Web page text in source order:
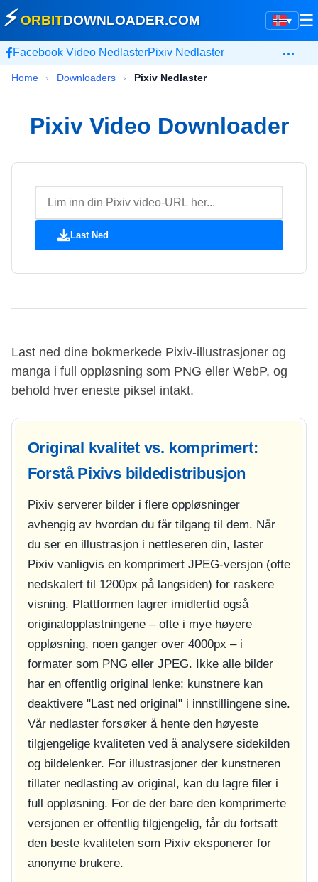
▾
⚡ORBITDOWNLOADER.COM ☰
Facebook Video NedlasterPixiv Nedlaster …
Home › Downloaders › Pixiv Nedlaster
Pixiv Video Downloader
Last Ned
Last ned dine bokmerkede Pixiv-illustrasjoner og
manga i full oppløsning som PNG eller WebP, og
behold hver eneste piksel intakt.
Original kvalitet vs. komprimert:
Forstå Pixivs bildedistribusjon
Pixiv serverer bilder i flere oppløsninger
avhengig av hvordan du får tilgang til dem. Når
du ser en illustrasjon i nettleseren din, laster
Pixiv vanligvis en komprimert JPEG-versjon (ofte
nedskalert til 1200px på langsiden) for raskere
visning. Plattformen lagrer imidlertid også
originalopplastningene – ofte i mye høyere
oppløsning, noen ganger over 4000px – i
formater som PNG eller JPEG. Ikke alle bilder
har en offentlig original lenke; kunstnere kan
deaktivere "Last ned original" i innstillingene sine.
Vår nedlaster forsøker å hente den høyeste
tilgjengelige kvaliteten ved å analysere sidekilden
og bildelenker. For illustrasjoner der kunstneren
tillater nedlasting av original, kan du lagre filer i
full oppløsning. For de der bare den komprimerte
versjonen er offentlig tilgjengelig, får du fortsatt
den beste kvaliteten som Pixiv eksponerer for
anonyme brukere.